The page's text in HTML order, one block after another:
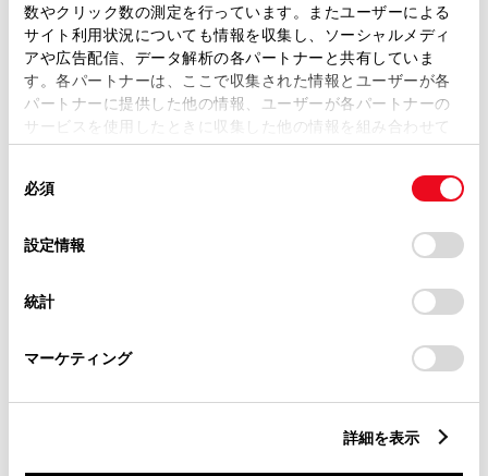
数やクリック数の測定を行っています。またユーザーによる
サイト利用状況についても情報を収集し、ソーシャルメディ
アや広告配信、データ解析の各パートナーと共有していま
す。各パートナーは、ここで収集された情報とユーザーが各
パートナーに提供した他の情報、ユーザーが各パートナーの
サービスを使用したときに収集した他の情報を組み合わせて
使用することがあります。当ウェブサイトの使用を続行する
デバイスにすべてのCookie(クッキー)が保存されることに同
意したことになります。Cookie(クッキー)のオプトアウト、
設定の変更、同意を撤回したりするにあたっては、当社の
「Cookie（クッキー）情報の取り扱いについて
」をご覧くだ
必須
設定情報
統計
マーケティング
詳細を表示
この販売店のウェブサイトはこちら
営業日カレンダー